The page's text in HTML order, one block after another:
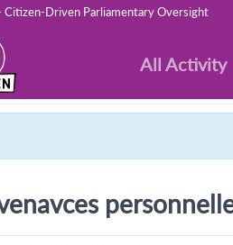
Citizen-Driven Parliamentary Oversight
All Activity